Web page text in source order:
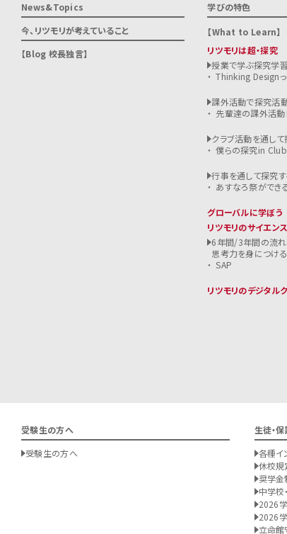
News&Topics
今、リツモリが考えていること
Blog 校長独言
学びの特色
What to Learn
リツモリは超・探究
授業で学ぶ探究学習
Thinking Design
課外活動で探究活
先輩達の課外活動
クラブ活動を通して
僕らの探究in
行事を通して探究す
あすなろ祭ができ
グローバルに学ぼう
リツモリのサイエン
6年間/3年間の流れ
思考力を身につける
SAP
リツモリのデジタル
受験生の方へ
受験生の方へ
生徒・
各種イ
休校規
奨学金
中学校
2026学
2026学
立命館